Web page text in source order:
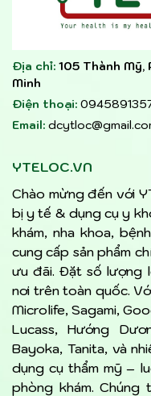
Địa chỉ: 105 Thành Mỹ,
Minh
Điện thoại:
Email:
YTELOC.VN
Chào mừng đến với
bị y tế & dụng cụ y
khám, nha khoa,
cung cấp sản phẩm
ưu đãi. Đặt số lượng
nơi trên toàn quốc.
Microlife, Sagami,
Lucass, Hướng
Bayoka, Tanita, và
dụng cụ thẩm mỹ –
phòng khám.